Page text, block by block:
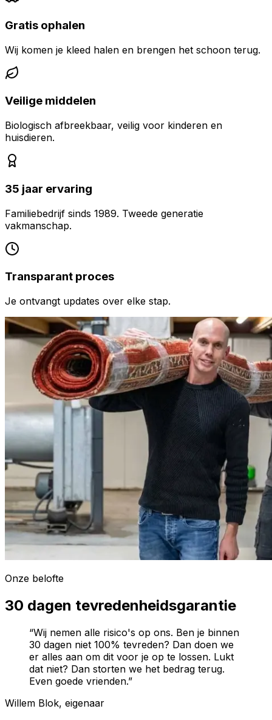
Gratis ophalen
Wij komen je kleed halen en brengen het schoon terug.
Veilige middelen
Biologisch afbreekbaar, veilig voor kinderen en
huisdieren.
35 jaar ervaring
Familiebedrijf sinds 1989. Tweede generatie
vakmanschap.
Transparant proces
Je ontvangt updates over elke stap.
Onze belofte
30 dagen tevredenheidsgarantie
“Wij nemen alle risico's op ons. Ben je binnen
30 dagen niet 100% tevreden? Dan doen we
er alles aan om dit voor je op te lossen. Lukt
dat niet? Dan storten we het bedrag terug.
Even goede vrienden.”
Willem Blok, eigenaar